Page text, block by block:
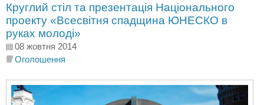
Круглий стіл та презентація Національного
проекту «Всесвітня спадщина ЮНЕСКО в
руках молоді»
08 жовтня 2014
Оголошення